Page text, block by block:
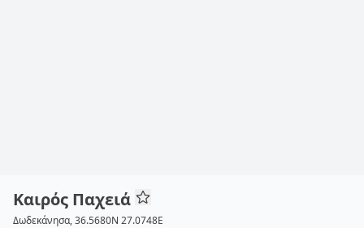
Καιρός Παχειά
Δωδεκάνησα, 36.5680N 27.0748E